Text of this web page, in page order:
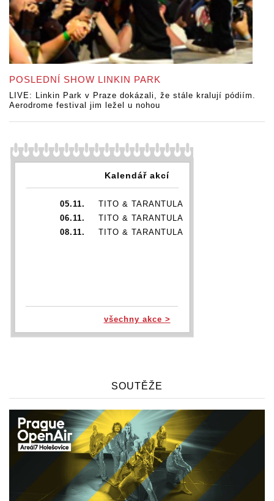
POSLEDNÍ SHOW LINKIN PARK
LIVE: Linkin Park v Praze dokázali, že stále kralují pódiím.
Aerodrome festival jim ležel u nohou
Kalendář akcí
05.11.
TITO & TARANTULA
06.11.
TITO & TARANTULA
08.11.
TITO & TARANTULA
všechny akce >
SOUTĚŽE